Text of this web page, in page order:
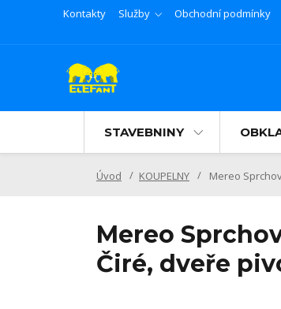
Kontakty Služby Obchodní podmínky
STAVEBNINY
Úvod KOUPELNY Mereo
Mereo
Čiré, dveře